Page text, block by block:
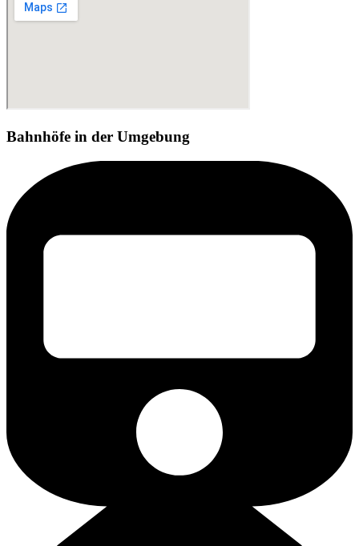
Bahnhöfe in der Umgebung